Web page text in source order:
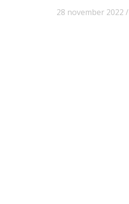
28 november 2022 /